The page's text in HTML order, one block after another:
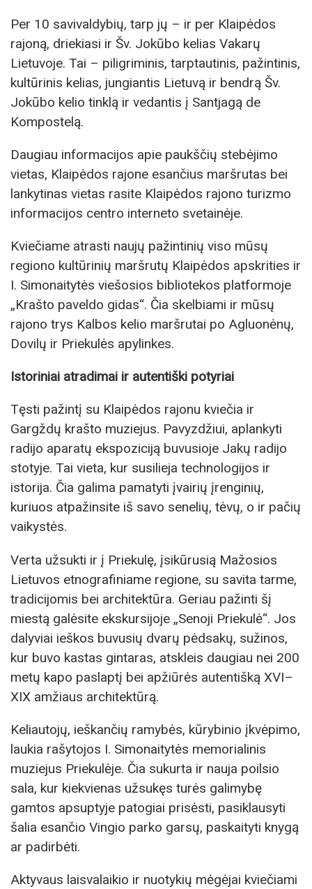
Per 10 savivaldybių, tarp jų – ir per Klaipėdos
rajoną, driekiasi ir Šv. Jokūbo kelias Vakarų
Lietuvoje. Tai – piligriminis, tarptautinis, pažintinis,
kultūrinis kelias, jungiantis Lietuvą ir bendrą Šv.
Jokūbo kelio tinklą ir vedantis į Santjagą de
Kompostelą.
Daugiau informacijos apie paukščių stebėjimo
vietas, Klaipėdos rajone esančius maršrutas bei
lankytinas vietas rasite Klaipėdos rajono turizmo
informacijos centro interneto svetainėje.
Kviečiame atrasti naujų pažintinių viso mūsų
regiono kultūrinių maršrutų Klaipėdos apskrities ir
I. Simonaitytės viešosios bibliotekos platformoje
„Krašto paveldo gidas“. Čia skelbiami ir mūsų
rajono trys Kalbos kelio maršrutai po Agluonėnų,
Dovilų ir Priekulės apylinkes.
Istoriniai atradimai ir autentiški potyriai
Tęsti pažintį su Klaipėdos rajonu kviečia ir
Gargždų krašto muziejus. Pavyzdžiui, aplankyti
radijo aparatų ekspoziciją buvusioje Jakų radijo
stotyje. Tai vieta, kur susilieja technologijos ir
istorija. Čia galima pamatyti įvairių įrenginių,
kuriuos atpažinsite iš savo senelių, tėvų, o ir pačių
vaikystės.
Verta užsukti ir į Priekulę, įsikūrusią Mažosios
Lietuvos etnografiniame regione, su savita tarme,
tradicijomis bei architektūra. Geriau pažinti šį
miestą galėsite ekskursijoje „Senoji Priekulė“. Jos
dalyviai ieškos buvusių dvarų pėdsakų, sužinos,
kur buvo kastas gintaras, atskleis daugiau nei 200
metų kapo paslaptį bei apžiūrės autentišką XVI–
XIX amžiaus architektūrą.
Keliautojų, ieškančių ramybės, kūrybinio įkvėpimo,
laukia rašytojos I. Simonaitytės memorialinis
muziejus Priekulėje. Čia sukurta ir nauja poilsio
sala, kur kiekvienas užsukęs turės galimybę
gamtos apsuptyje patogiai prisėsti, pasiklausyti
šalia esančio Vingio parko garsų, paskaityti knygą
ar padirbėti.
Aktyvaus laisvalaikio ir nuotykių mėgėjai kviečiami